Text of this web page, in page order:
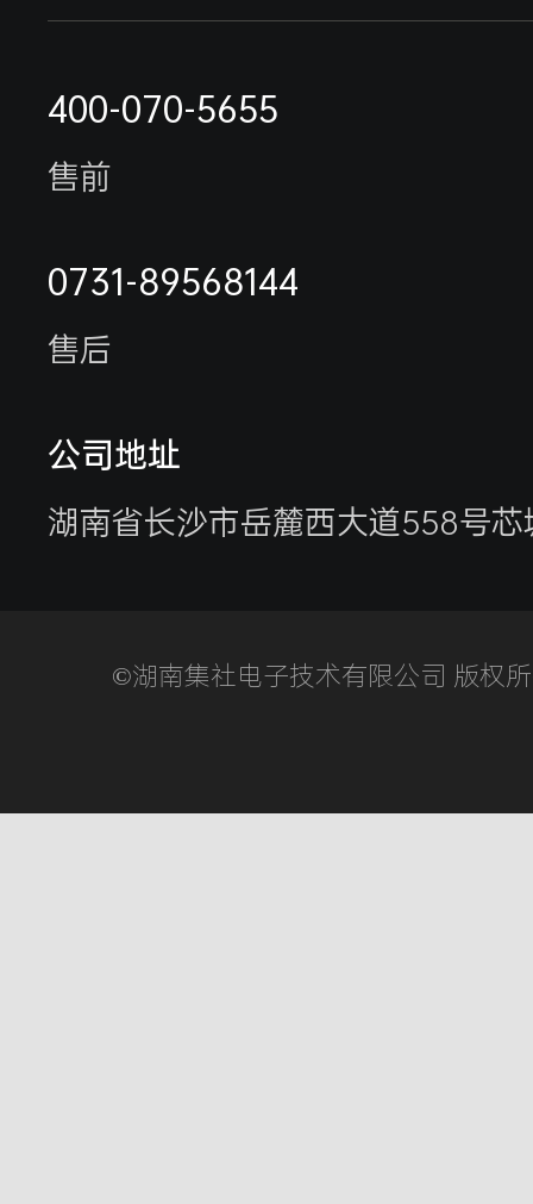
电表抄表方案
水表抄表方案
远程抄表缴费案例
最新案例
能耗监测系统案例
未拍摄客户名单
客户来访
参观供应商
合作伙伴
400-070-5655
售前
0731-89568144
售后
公司地址
湖南省长沙市岳麓西大道558号
©湖南集社电子技术有限公司 版权所